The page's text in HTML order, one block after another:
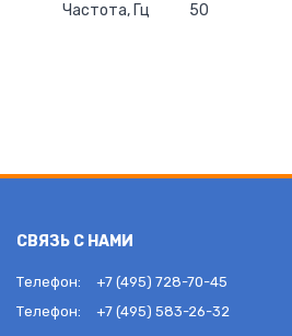
Частота, Гц 50
СВЯЗЬ С НАМИ
Телефон:
+7 (495) 728-70-45
Телефон:
+7 (495) 583-26-32